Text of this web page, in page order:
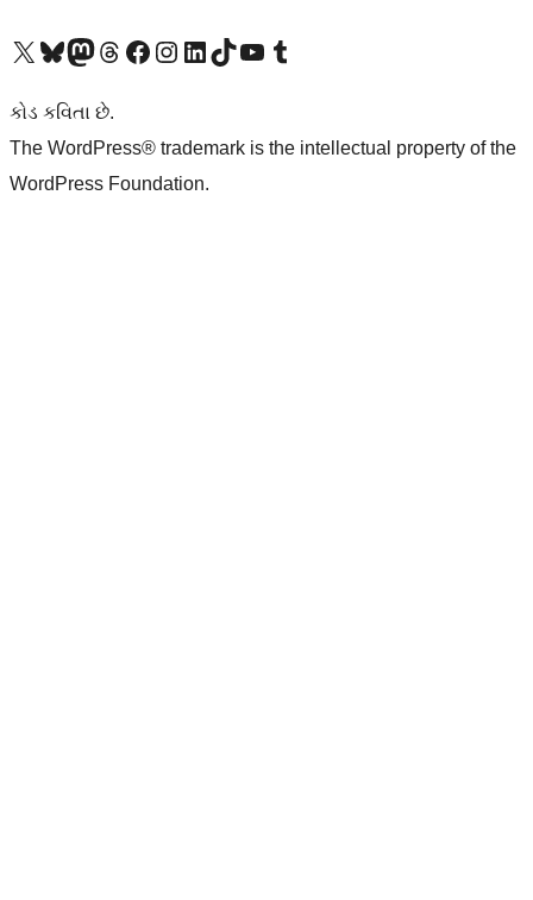
અમારા X (અગાઉ ટ્વિટર) એકાઉન્ટની મુલાકાત લોઅમારા Bluesky એકાઉન્ટની મુલાકાત લોઅમારા માસ્ટોડોન એકાઉન્ટની મુલાકાત લોઅમારા Threads એકાઉન્ટની મુલાકાત લો અમારા ફેસબુક પેજની મુલાકાત લોઅમારા ઇન્સ્ટાગ્રામ એકાઉન્ટની મુલાકાત લો અમારા LinkedIn એકાઉન્ટની મુલાકાત લોઅમારા TikTok એકાઉન્ટની મુલાકાત લોઅમારી YouTube ચેનલની મુલાકાત લો અમારા Tumblr એકાઉન્ટની મુલાકાત લો
કોડ કવિતા છે.
The WordPress® trademark is the intellectual property of the
WordPress Foundation.